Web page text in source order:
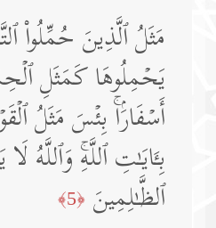
مَثَلُ ٱلَّذِینَ حُمِّلُوا۟
یَحۡمِلُوهَا كَمَثَلِ
أَسۡفَارَۢاۚ بِئۡسَ مَثَلُ
بِـَٔایَـٰتِ ٱللَّهِۚ وَٱللَّهُ
ٱلظَّـٰلِمِینَ ﴿5﴾